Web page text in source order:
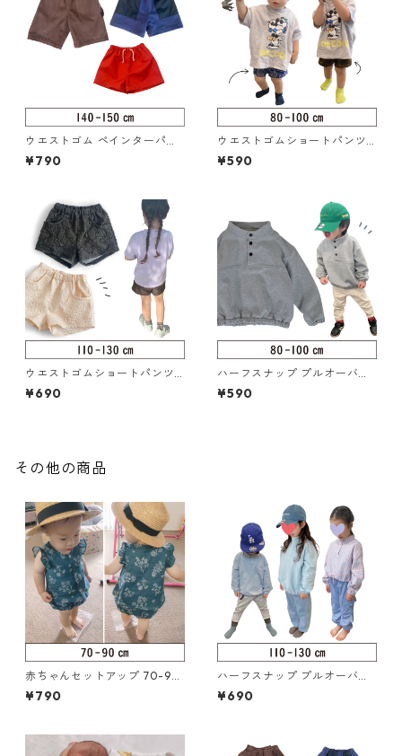
ウエストゴム ペインターパン
ツ 140-150（217-014-4）
¥790
ウエストゴムショートパンツ 8
0-100（217-005-2）
¥590
ウエストゴムショートパンツ 1
10-130（217-005-3）
¥690
ハーフスナップ プルオーバー
80-100（126-087-2）
¥590
その他の商品
赤ちゃんセットアップ 70-90
（318-048-1）
¥790
ハーフスナップ プルオーバー
110-130（126-087-3）
¥690